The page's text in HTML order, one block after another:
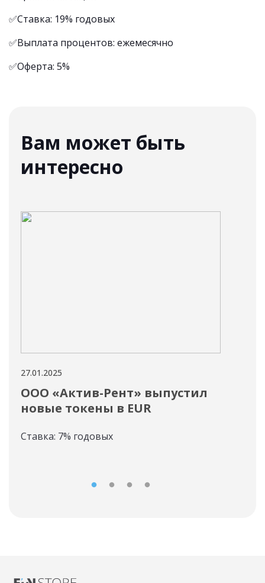
✅Ставка: 19% годовых
✅Выплата процентов: ежемесячно
✅Оферта: 5%
Вам может быть
интересно
27.01.2025
ООО «Актив-Рент» выпустил
новые токены в EUR
Ставка: 7% годовых